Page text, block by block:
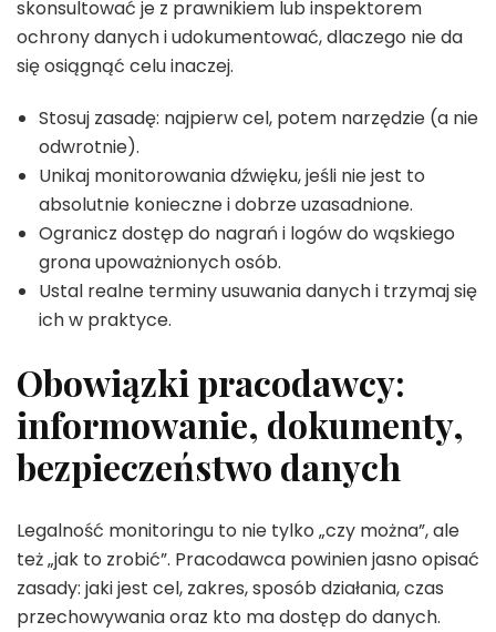
skonsultować je z prawnikiem lub inspektorem
ochrony danych i udokumentować, dlaczego nie da
się osiągnąć celu inaczej.
Stosuj zasadę: najpierw cel, potem narzędzie (a nie
odwrotnie).
Unikaj monitorowania dźwięku, jeśli nie jest to
absolutnie konieczne i dobrze uzasadnione.
Ogranicz dostęp do nagrań i logów do wąskiego
grona upoważnionych osób.
Ustal realne terminy usuwania danych i trzymaj się
ich w praktyce.
Obowiązki pracodawcy:
informowanie, dokumenty,
bezpieczeństwo danych
Legalność monitoringu to nie tylko „czy można”, ale
też „jak to zrobić”. Pracodawca powinien jasno opisać
zasady: jaki jest cel, zakres, sposób działania, czas
przechowywania oraz kto ma dostęp do danych.